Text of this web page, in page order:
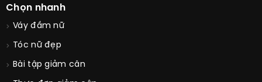
Chọn nhanh
Váy đầm nữ
Tóc nữ đẹp
Bài tập giảm cân